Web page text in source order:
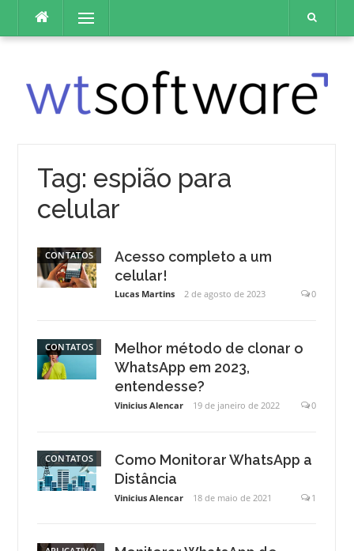
o
Menu
Tag: espião para
celular
CONTATOS
Acesso completo a um
celular!
Lucas Martins 2 de agosto de 2023 0
CONTATOS
Melhor método de clonar o
WhatsApp em 2023,
entendesse?
Vinicius Alencar 19 de janeiro de 2022 0
CONTATOS
Como Monitorar WhatsApp a
Distância
Vinicius Alencar 18 de maio de 2021 1